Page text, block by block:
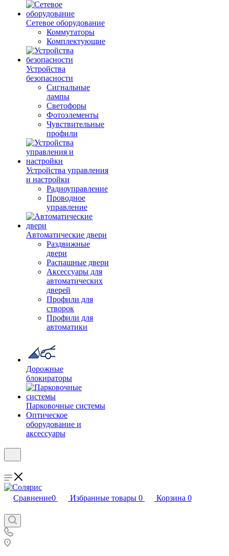
Сетевое оборудование
Коммутаторы
Комплектующие
Устройства
безопасности
Сигнальные
лампы
Светофоры
Фотоэлементы
Чувствительные
профили
Устройства управления
и настройки
Радиоуправление
Проводное
управление
Автоматические двери
Раздвижные
двери
Распашные двери
Аксессуары для
автоматических
дверей
Профили для
створок
Профили для
автоматики
Дорожные
блокираторы
Парковочные системы
Оптическое
оборудование и
аксессуары
Сравнение0 Избранные товары 0 Корзина 0